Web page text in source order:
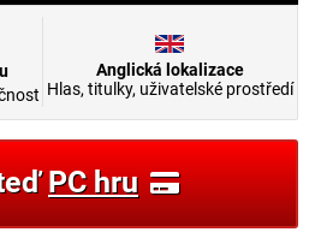
Anglická lokalizace
Hlas, titulky, uživatelské prostředí
PC hru